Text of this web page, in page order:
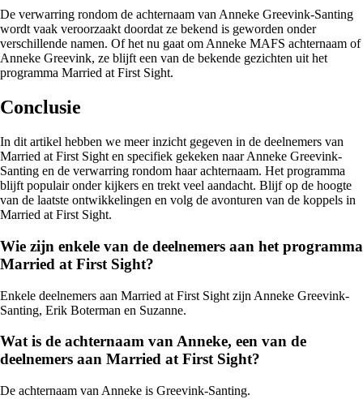
De verwarring rondom de achternaam van Anneke Greevink-Santing
wordt vaak veroorzaakt doordat ze bekend is geworden onder
verschillende namen. Of het nu gaat om Anneke MAFS achternaam of
Anneke Greevink, ze blijft een van de bekende gezichten uit het
programma Married at First Sight.
Conclusie
In dit artikel hebben we meer inzicht gegeven in de deelnemers van
Married at First Sight en specifiek gekeken naar Anneke Greevink-
Santing en de verwarring rondom haar achternaam. Het programma
blijft populair onder kijkers en trekt veel aandacht. Blijf op de hoogte
van de laatste ontwikkelingen en volg de avonturen van de koppels in
Married at First Sight.
Wie zijn enkele van de deelnemers aan het programma
Married at First Sight?
Enkele deelnemers aan Married at First Sight zijn Anneke Greevink-
Santing, Erik Boterman en Suzanne.
Wat is de achternaam van Anneke, een van de
deelnemers aan Married at First Sight?
De achternaam van Anneke is Greevink-Santing.